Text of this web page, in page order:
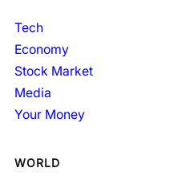
Tech
Economy
Stock Market
Media
Your Money
WORLD